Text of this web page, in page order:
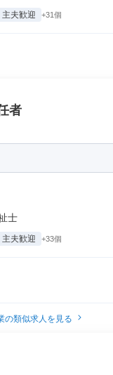
主夫歓迎 +31個
者
士
主夫歓迎 +33個
の類似求人を見る